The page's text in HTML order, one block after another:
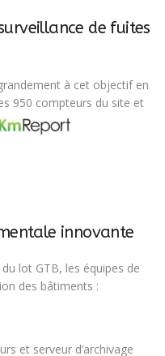
de fuites
à cet objectif en
950 compteurs du site et
innovante
lot GTB, les équipes de
des bâtiments :
et serveur d’archivage